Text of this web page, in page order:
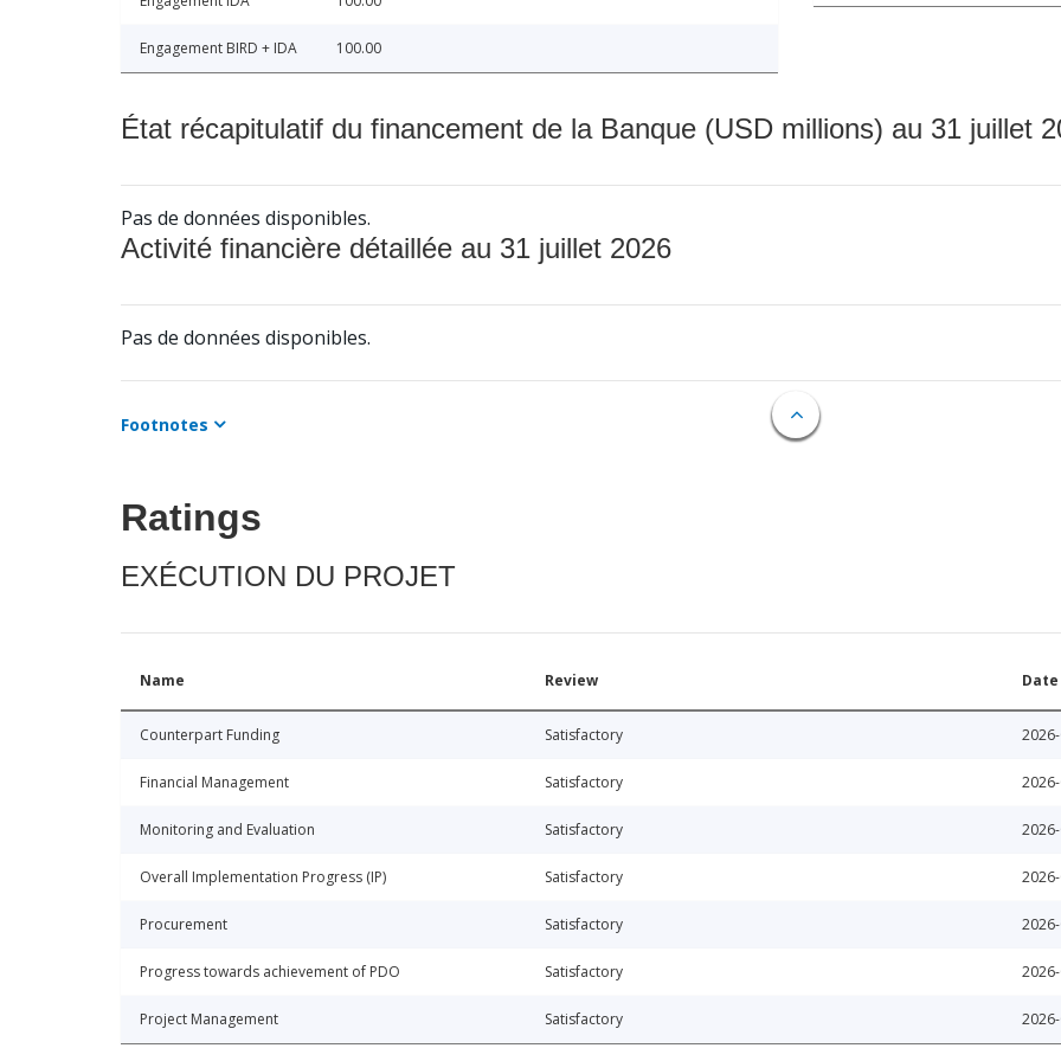
Engagement BIRD + IDA 100.00
État récapitulatif du financement de la Banque (USD millions) au 31 juillet
Pas de données disponibles.
Activité financière détaillée au 31 juillet 2026
Pas de données disponibles.
Footnotes
Ratings
EXÉCUTION DU PROJET
Name Review Date
Counterpart Funding Satisfactory
Financial Management Satisfactory
Monitoring and Evaluation Satisfactory
Overall Implementation Progress (IP) Satisfactory
Procurement Satisfactory
Progress towards achievement of PDO Satisfactory
Project Management Satisfactory